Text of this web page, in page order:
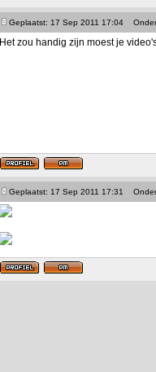
Geplaatst: 17 Sep 2011 17:04
Het zou handig zijn moest je
Geplaatst: 17 Sep 2011 17:31